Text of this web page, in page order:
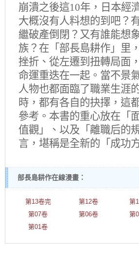
崩潰之後這10年，日本經
大概沒有人料想的到吧？
繼破產倒閉？又有誰能想
族？在「 部長島耕作 」里
挫折、從左遷到扭轉局面
命運重迭在一起。當不景
人物也都面臨了職業生涯
時，都有各自的抉擇，這
參考。本書的重心放在「
值觀」、以及「離職后的
言，堪稱是全新的「成功
部長島耕作在線漫畫：
第13卷完 第12卷 第
第07卷
第06卷 第
第01卷